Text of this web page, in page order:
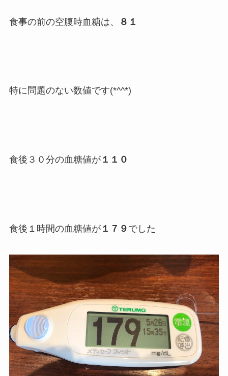
食事の前の空腹時血糖は、 ８１
特に問題のない数値です(*^^*)
食後３０分の血糖値が１１０
食後１時間の血糖値が１７９ でした